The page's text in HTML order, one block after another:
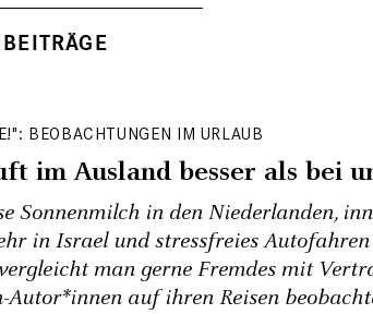
BEOBACHTUNGEN IM URLAUB
im Ausland besser als bei
Sonnenmilch in den Niederlanden,
in Israel und stressfreies
man gerne Fremdes mit
Autor*innen auf ihren Reisen